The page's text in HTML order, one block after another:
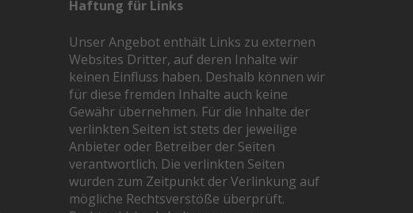
Haftung für Links
Unser Angebot enthält Links zu externen
Websites Dritter, auf deren Inhalte wir
keinen Einfluss haben. Deshalb können wir
für diese fremden Inhalte auch keine
Gewähr übernehmen. Für die Inhalte der
verlinkten Seiten ist stets der jeweilige
Anbieter oder Betreiber der Seiten
verantwortlich. Die verlinkten Seiten
wurden zum Zeitpunkt der Verlinkung auf
mögliche Rechtsverstöße überprüft.